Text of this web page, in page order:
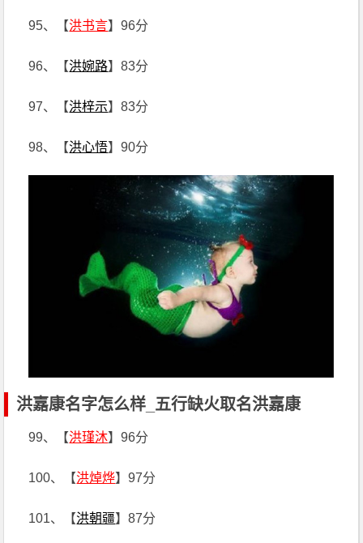
95、【洪书言】96分
96、【洪婉路】83分
97、【洪梓示】83分
98、【洪心悟】90分
洪嘉康名字怎么样_五行缺火取名洪嘉康
99、【洪瑾沐】96分
100、【洪焯烨】97分
101、【洪朝疆】87分